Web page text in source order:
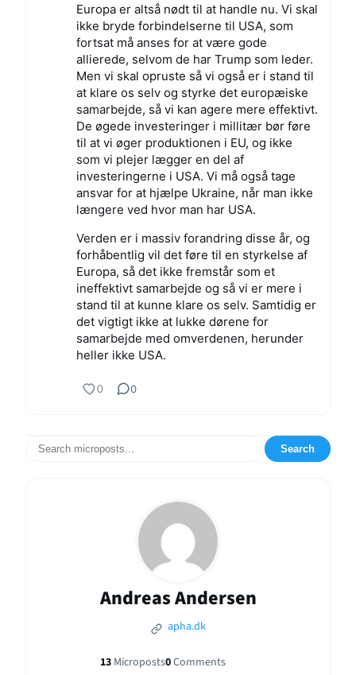
Europa er altså nødt til at handle nu. Vi skal
ikke bryde forbindelserne til USA, som
fortsat må anses for at være gode
allierede, selvom de har Trump som leder.
Men vi skal opruste så vi også er i stand til
at klare os selv og styrke det europæiske
samarbejde, så vi kan agere mere effektivt.
De øgede investeringer i millitær bør føre
til at vi øger produktionen i EU, og ikke
som vi plejer lægger en del af
investeringerne i USA. Vi må også tage
ansvar for at hjælpe Ukraine, når man ikke
længere ved hvor man har USA.
Verden er i massiv forandring disse år, og
forhåbentlig vil det føre til en styrkelse af
Europa, så det ikke fremstår som et
ineffektivt samarbejde og så vi er mere i
stand til at kunne klare os selv. Samtidig er
det vigtigt ikke at lukke dørene for
samarbejde med omverdenen, herunder
heller ikke USA.
0 0
Search
Andreas Andersen
apha.dk
13Microposts0Comments